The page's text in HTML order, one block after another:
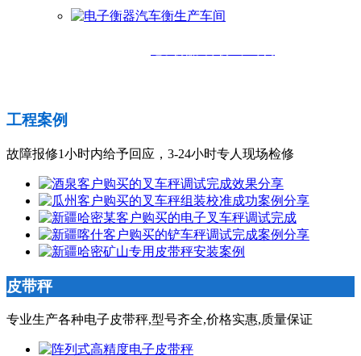
工程案例
故障报修1小时内给予回应，3-24小时专人现场检修
皮带秤
专业生产各种电子皮带秤,型号齐全,价格实惠,质量保证